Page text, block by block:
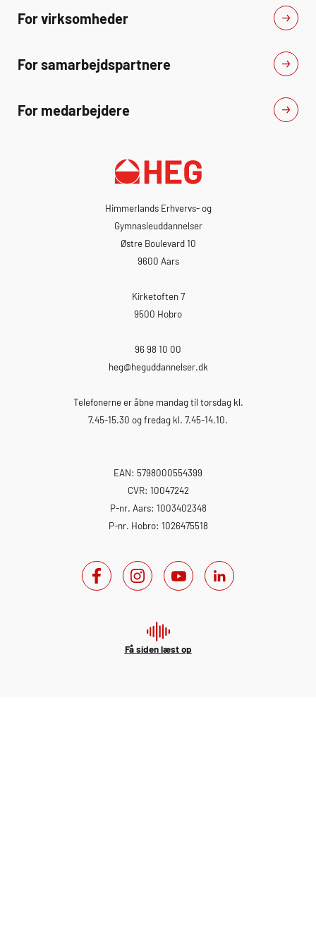
For virksomheder
For samarbejdspartnere
For medarbejdere
Himmerlands Erhvervs- og
Gymnasieuddannelser
Østre Boulevard 10
9600 Aars
Kirketoften 7
9500 Hobro
96 98 10 00
heg@heguddannelser.dk
Telefonerne er åbne mandag til torsdag kl.
7.45-15.30 og fredag kl. 7.45-14.10.
EAN: 5798000554399
CVR: 10047242
P-nr. Aars: 1003402348
P-nr. Hobro: 1026475518
Få siden læst op